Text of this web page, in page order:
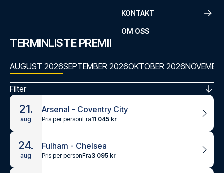
KONTAKT
OM OSS
TERMINLISTE PREMIER LEAGUE
AUGUST 2026SEPTEMBER 2026OKTOBER 2026
Filter
21.
aug
Arsenal - Coventry City
Pris per personFra11 045 kr
24.
aug
Fulham - Chelsea
Pris per personFra3 095 kr